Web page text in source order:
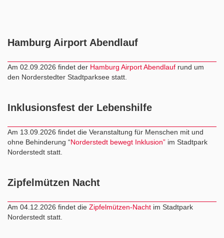
Hamburg Airport Abendlauf
Am 02.09.2026 findet der Hamburg Airport Abendlauf rund um
den Norderstedter Stadtparksee statt.
Inklusionsfest der Lebenshilfe
Am 13.09.2026 findet die Veranstaltung für Menschen mit und
ohne Behinderung “Norderstedt bewegt Inklusion” im Stadtpark
Norderstedt statt.
Zipfelmützen Nacht
Am 04.12.2026 findet die Zipfelmützen-Nacht im Stadtpark
Norderstedt statt.